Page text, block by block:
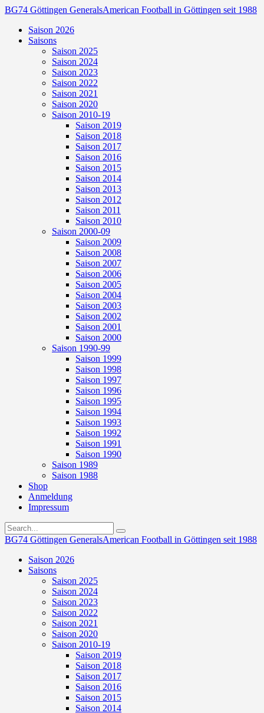
BG74 Göttingen GeneralsAmerican Football in Göttingen seit 1988
Saison 2026
Saisons
Saison 2025
Saison 2024
Saison 2023
Saison 2022
Saison 2021
Saison 2020
Saison 2010-19
Saison 2019
Saison 2018
Saison 2017
Saison 2016
Saison 2015
Saison 2014
Saison 2013
Saison 2012
Saison 2011
Saison 2010
Saison 2000-09
Saison 2009
Saison 2008
Saison 2007
Saison 2006
Saison 2005
Saison 2004
Saison 2003
Saison 2002
Saison 2001
Saison 2000
Saison 1990-99
Saison 1999
Saison 1998
Saison 1997
Saison 1996
Saison 1995
Saison 1994
Saison 1993
Saison 1992
Saison 1991
Saison 1990
Saison 1989
Saison 1988
Shop
Anmeldung
Impressum
BG74 Göttingen GeneralsAmerican Football in Göttingen seit 1988
Saison 2026
Saisons
Saison 2025
Saison 2024
Saison 2023
Saison 2022
Saison 2021
Saison 2020
Saison 2010-19
Saison 2019
Saison 2018
Saison 2017
Saison 2016
Saison 2015
Saison 2014